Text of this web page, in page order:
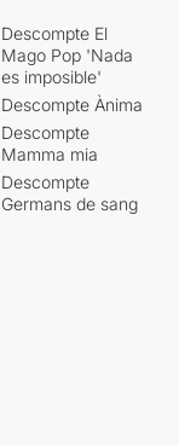
Descompte El
Mago Pop 'Nada
es imposible'
Descompte Ànima
Descompte
Mamma mia
Descompte
Germans de sang